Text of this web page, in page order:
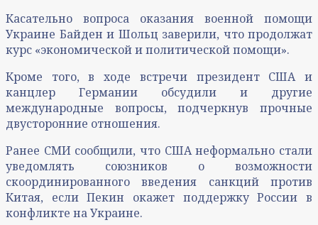
Касательно вопроса оказания военной помощи
Украине Байден и Шольц заверили, что продолжат
курс «экономической и политической помощи».
Кроме того, в ходе встречи президент США и
канцлер Германии обсудили и другие
международные вопросы, подчеркнув прочные
двусторонние отношения.
Ранее СМИ сообщили, что США неформально стали
уведомлять союзников о возможности
скоординированного введения санкций против
Китая, если Пекин окажет поддержку России в
конфликте на Украине.